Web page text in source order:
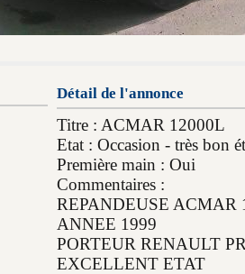
Détail de l'annonce
Titre : ACMAR 12000L
Etat : Occasion - très bon
Première main : Oui
Commentaires :
REPANDEUSE ACMAR
ANNEE 1999
PORTEUR RENAULT
EXCELLENT ETAT